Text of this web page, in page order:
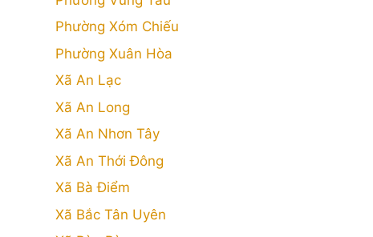
Phường Xóm Chiếu
Phường Xuân Hòa
Xã An Lạc
Xã An Long
Xã An Nhơn Tây
Xã An Thới Đông
Xã Bà Điểm
Xã Bắc Tân Uyên